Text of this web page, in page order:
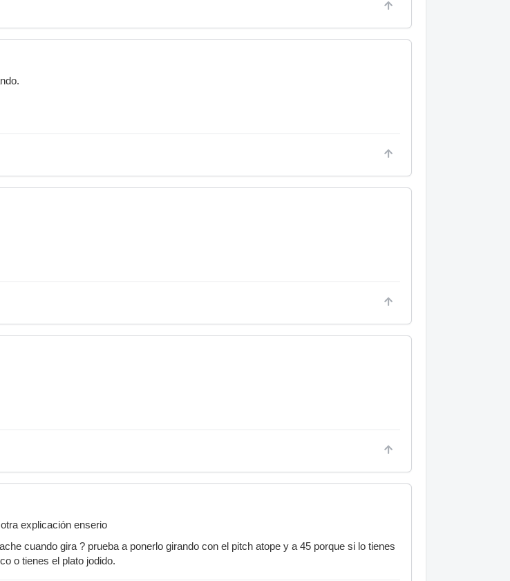
explicación enserio
cuando gira ? prueba a ponerlo girando con el pitch atope y a 45 porque si lo tienes
o tienes el plato jodido.